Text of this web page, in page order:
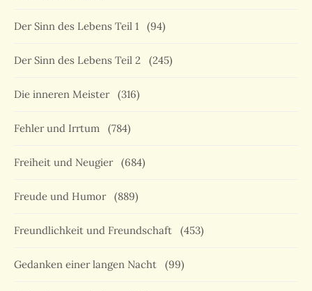
Der Sinn des Lebens Teil 1 (94)
Der Sinn des Lebens Teil 2 (245)
Die inneren Meister (316)
Fehler und Irrtum (784)
Freiheit und Neugier (684)
Freude und Humor (889)
Freundlichkeit und Freundschaft (453)
Gedanken einer langen Nacht (99)